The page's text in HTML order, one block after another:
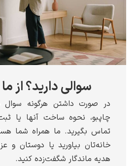
سوالی دارید؟ از ما
صورت داشتن هرگونه سوال درباره
نحوه ساخت آنها یا ثبت
بگیرید. ما همراه شما هستیم تا
بیاورید یا دوستان و عزیزانتان
ماندگار شگفت‌زده کنید.